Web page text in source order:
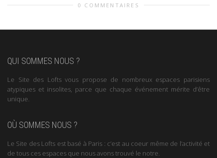
0 COMMENTAIRES
QUI SOMMES NOUS ?
Le Site des Lofts vous propose de nombreux espaces parisiens
atypiques et insolites, parce que chaque événement mérite d’être
unique.
OÙ SOMMES NOUS ?
Le Site des Lofts est basé à Paris : c’est au coeur même de l’activité et
de tous ces espaces que nous avons trouvé le notre.